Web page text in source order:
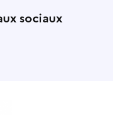
sociaux